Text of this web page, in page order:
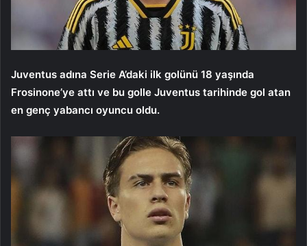
Juventus adına Serie A’daki ilk golünü 18 yaşında
Frosinone’ye attı ve bu golle Juventus tarihinde gol atan
en genç yabancı oyuncu oldu.